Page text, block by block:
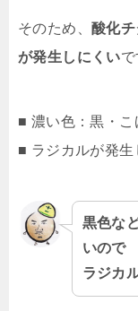
そのため、 酸化
が発生しにくいで
■ 濃い色：黒・
■ ラジカルが発
黒色な
いので
ラジカ